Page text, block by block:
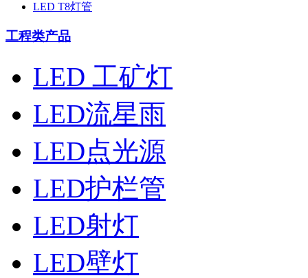
LED T8灯管
工程类产品
LED 工矿灯
LED流星雨
LED点光源
LED护栏管
LED射灯
LED壁灯